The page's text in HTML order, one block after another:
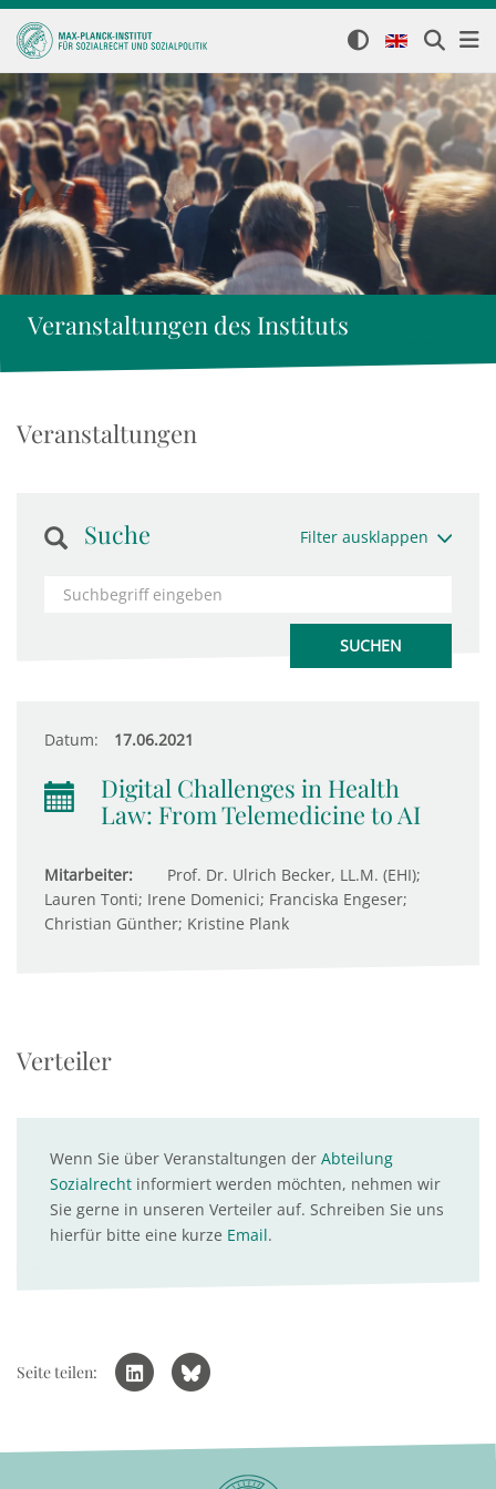
Veranstaltungen des Instituts
Veranstaltungen
Suche Filter ausklappen
Datum: 17.06.2021
Digital Challenges in Health
Law: From Telemedicine to AI
Mitarbeiter:
Prof. Dr. Ulrich Becker, LL.M. (EHI);
Lauren Tonti; Irene Domenici; Franciska Engeser;
Christian Günther; Kristine Plank
Verteiler
Wenn Sie über Veranstaltungen der Abteilung
Sozialrecht informiert werden möchten, nehmen wir
Sie gerne in unseren Verteiler auf. Schreiben Sie uns
hierfür bitte eine kurze Email.
Seite teilen: